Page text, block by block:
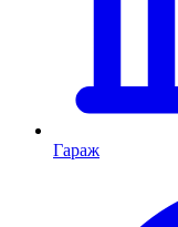
Гараж